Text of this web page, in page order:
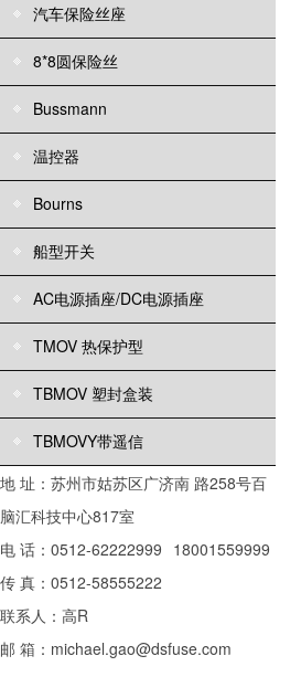
汽车保险丝座
8*8圆保险丝
Bussmann
温控器
Bourns
船型开关
AC电源插座/DC电源插座
TMOV 热保护型
TBMOV 塑封盒装
TBMOVY带遥信
地 址：苏州市姑苏区广济南 路258号百
脑汇科技中心817室
电 话：0512-62222999 18001559999
传 真：0512-58555222
联系人：高R
邮 箱：michael.gao@dsfuse.com